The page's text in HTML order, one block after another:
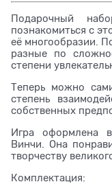
Подарочный
познакомиться с
её многообразии.
разные по
степени
Теперь можно
степень
собственных
Игра оформлена
Винчи. Она
творчеству
Комплектация: